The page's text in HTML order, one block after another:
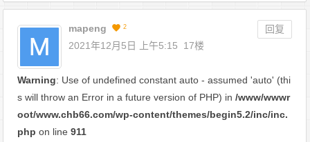
mapeng 2
回复
2021年12月5日 上午5:15
17楼
Warning: Use of undefined constant auto - assumed 'auto' (thi
s will throw an Error in a future version of PHP) in/www/wwwr
oot/www.chb66.com/wp-content/themes/begin5.2/inc/inc.
php on line911